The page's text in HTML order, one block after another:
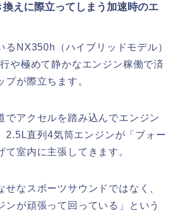
えに際立ってしまう加速時のエ
るNX350h（ハイブリッドモデル）
や極めて静かなエンジン稼働で済
プが際立ちます。
でアクセルを踏み込んでエンジン
2.5L直列4気筒エンジンが「ブォー
て室内に主張してきます。
せなスポーツサウンドではなく、
ンが頑張って回っている」という